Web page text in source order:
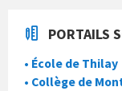
PORTAILS
• École de Thilay
• Collège de